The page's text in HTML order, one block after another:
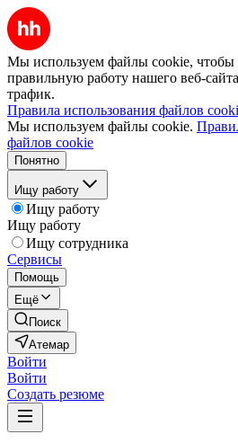
Мы используем файлы cookie, чтобы
правильную работу нашего веб-
трафик.
Правила использования файлов
Мы используем файлы cookie.
файлов cookie
Понятно
Ищу работу
Ищу работу
Ищу работу
Ищу сотрудника
Сервисы
Помощь
Ещё
Поиск
Атемар
Войти
Войти
Создать резюме